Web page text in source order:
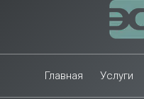
Главная Услуги